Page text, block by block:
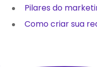
Pilares do
Como criar sua